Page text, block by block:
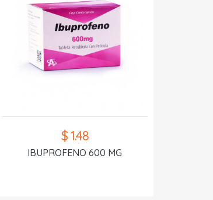
$ 1.48
IBUPROFENO 600 MG